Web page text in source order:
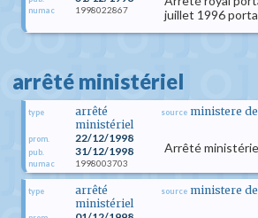
numac 1998022867
juillet 1996
arrêté ministériel
type
arrêté
ministériel
prom. 22/12/1998
pub. 31/12/1998
numac 1998003703
source ministere
Arrêté
type
arrêté
ministériel
source ministere